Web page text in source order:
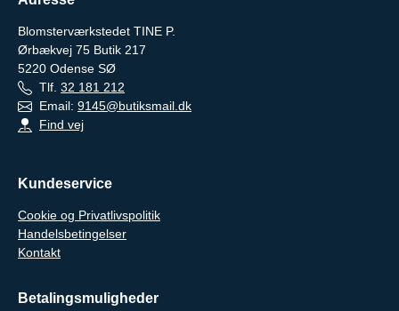
Blomsterværkstedet TINE P.
Ørbækvej 75 Butik 217
5220 Odense SØ
Tlf. 32 181 212
Email: 9145@butiksmail.dk
Find vej
Kundeservice
Cookie og Privatlivspolitik
Handelsbetingelser
Kontakt
Betalingsmuligheder